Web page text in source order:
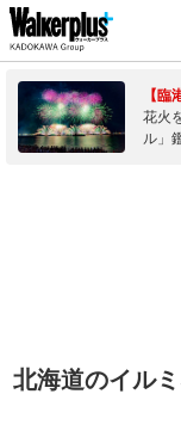
【臨
花火
ル」
北海道のイル